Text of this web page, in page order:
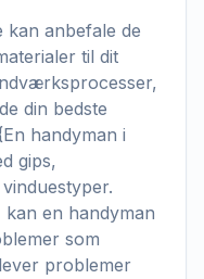
kan anbefale de
til dit
din bedste
handyman i
gips,
en handyman
som
problemer